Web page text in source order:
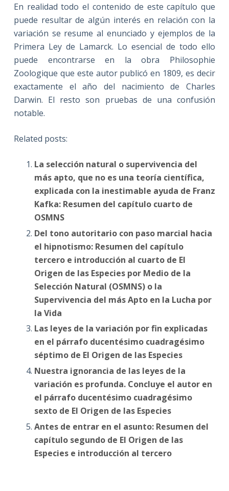
En realidad todo el contenido de este capítulo que
puede resultar de algún interés en relación con la
variación se resume al enunciado y ejemplos de la
Primera Ley de Lamarck. Lo esencial de todo ello
puede encontrarse en la obra Philosophie
Zoologique que este autor publicó en 1809, es decir
exactamente el año del nacimiento de Charles
Darwin. El resto son pruebas de una confusión
notable.
Related posts:
La selección natural o supervivencia del
más apto, que no es una teoría científica,
explicada con la inestimable ayuda de Franz
Kafka: Resumen del capítulo cuarto de
OSMNS
Del tono autoritario con paso marcial hacia
el hipnotismo: Resumen del capítulo
tercero e introducción al cuarto de El
Origen de las Especies por Medio de la
Selección Natural (OSMNS) o la
Supervivencia del más Apto en la Lucha por
la Vida
Las leyes de la variación por fin explicadas
en el párrafo ducentésimo cuadragésimo
séptimo de El Origen de las Especies
Nuestra ignorancia de las leyes de la
variación es profunda. Concluye el autor en
el párrafo ducentésimo cuadragésimo
sexto de El Origen de las Especies
Antes de entrar en el asunto: Resumen del
capítulo segundo de El Origen de las
Especies e introducción al tercero